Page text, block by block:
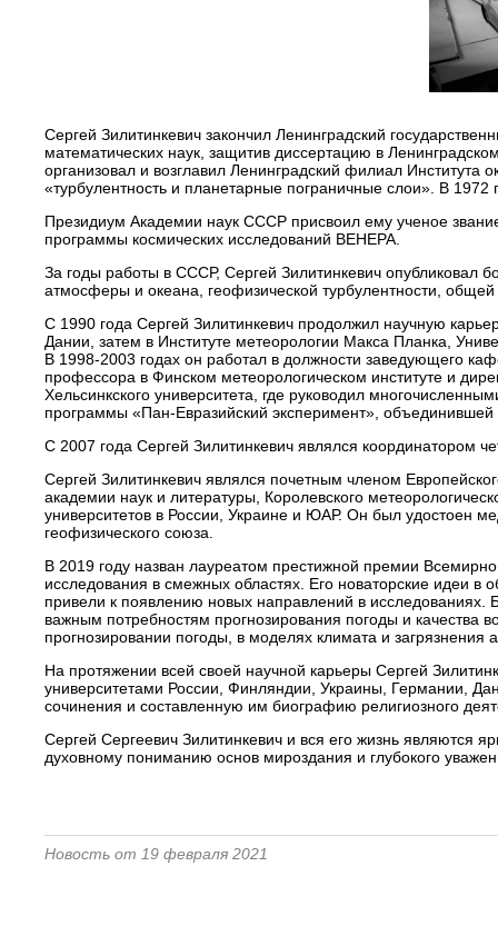
Сергей Зилитинкевич закончил Ленинградский
математических наук, защитив диссертацию в
организовал и возглавил Ленинградский филиал
«турбулентность и планетарные пограничные слои». В 1972
Президиум Академии наук СССР присвоил ему ученое
программы космических исследований ВЕНЕРА.
За годы работы в СССР, Сергей Зилитинкевич опубликовал
атмосферы и океана, геофизической турбулентности,
С 1990 года Сергей Зилитинкевич продолжил научную
Дании, затем в Институте метеорологии Макса Планка,
В 1998-2003 годах он работал в должности заведующего
профессора в Финском метеорологическом институте и
Хельсинкского университета, где руководил
программы «Пан-Евразийский эксперимент»,
С 2007 года Сергей Зилитинкевич являлся координатором
Сергей Зилитинкевич являлся почетным членом
академии наук и литературы, Королевского
университетов в России, Украине и ЮАР. Он был удостоен
геофизического союза.
В 2019 году назван лауреатом престижной премии
исследования в смежных областях. Его новаторские идеи
привели к появлению новых направлений в исследованиях.
важным потребностям прогнозирования погоды и качества
прогнозировании погоды, в моделях климата и
На протяжении всей своей научной карьеры Сергей
университетами России, Финляндии, Украины, Германии,
сочинения и составленную им биографию религиозного
Сергей Сергеевич Зилитинкевич и вся его жизнь
духовному пониманию основ мироздания и глубокого
Новость от 19 февраля 2021